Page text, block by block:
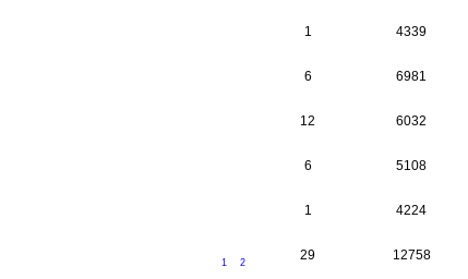
1 4339
6 6981
12 6032
6 5108
1 4224
1 2 29 12758